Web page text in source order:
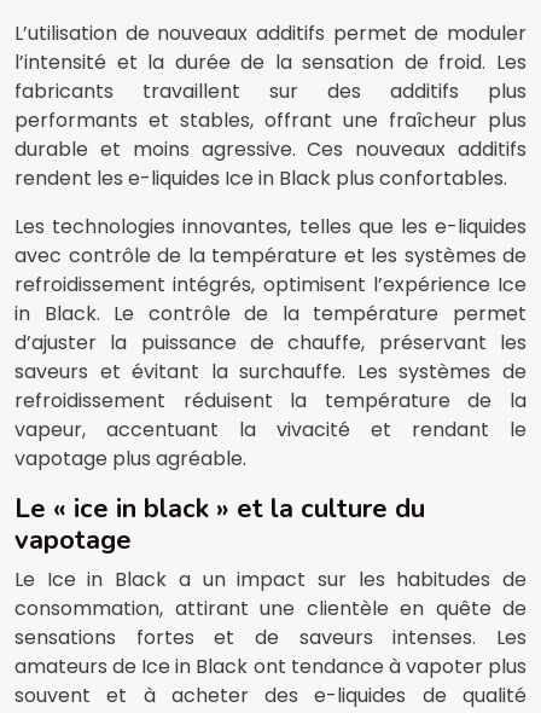
L’utilisation de nouveaux additifs permet de moduler
l’intensité et la durée de la sensation de froid. Les
fabricants travaillent sur des additifs plus
performants et stables, offrant une fraîcheur plus
durable et moins agressive. Ces nouveaux additifs
rendent les e-liquides Ice in Black plus confortables.
Les technologies innovantes, telles que les e-liquides
avec contrôle de la température et les systèmes de
refroidissement intégrés, optimisent l’expérience Ice
in Black. Le contrôle de la température permet
d’ajuster la puissance de chauffe, préservant les
saveurs et évitant la surchauffe. Les systèmes de
refroidissement réduisent la température de la
vapeur, accentuant la vivacité et rendant le
vapotage plus agréable.
Le « ice in black » et la culture du
vapotage
Le Ice in Black a un impact sur les habitudes de
consommation, attirant une clientèle en quête de
sensations fortes et de saveurs intenses. Les
amateurs de Ice in Black ont tendance à vapoter plus
souvent et à acheter des e-liquides de qualité